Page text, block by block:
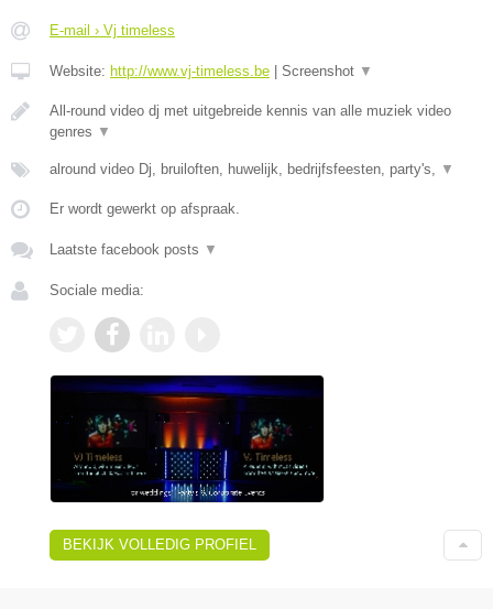
E-mail › Vj timeless
Website: http://www.vj-timeless.be Screenshot ▼
All-round video dj met uitgebreide kennis van alle muziek video
genres ▼
alround video Dj, bruiloften, huwelijk, bedrijfsfeesten, party's, ▼
Er wordt gewerkt op afspraak.
Laatste facebook posts ▼
Sociale media:
BEKIJK VOLLEDIG PROFIEL